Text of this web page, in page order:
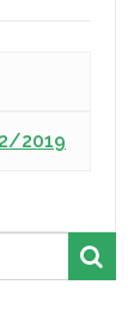
2019